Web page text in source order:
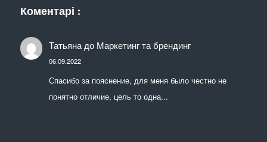
Коментарі :
Татьяна до Маркетинг та брендинг
06.09.2022
Спасибо за пояснение, для меня было честно не
понятно отличие, цель то одна...